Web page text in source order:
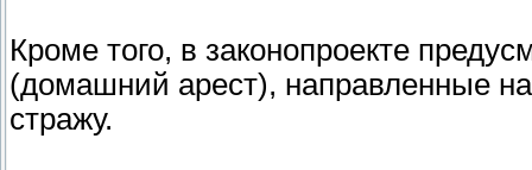
Кроме того, в законопроекте
(домашний арест), направленные
стражу.